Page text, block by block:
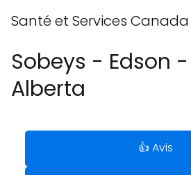
Santé et Services Canada
Sobeys - Edson -
Alberta
👍 Avis